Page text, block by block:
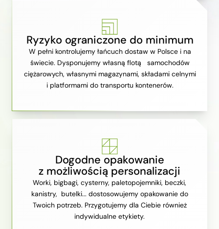
Ryzyko ograniczone do minimum
W pełni kontrolujemy łańcuch dostaw w Polsce i na
świecie. Dysponujemy własną flotą samochodów
ciężarowych, własnymi magazynami, składami celnymi
i platformami do transportu kontenerów.
Dogodne opakowanie
z możliwością personalizacji
Worki, bigbagi, cysterny, paletopojemniki, beczki,
kanistry, butelki... dostosowujemy opakowanie do
Twoich potrzeb. Przygotujemy dla Ciebie również
indywidualne etykiety.